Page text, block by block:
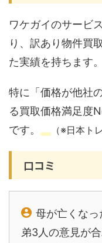
ワケガイのサービ
り、訳あり物件買
た実績を持ちます。
特に「価格が他社
る買取価格満足度
です。
（※日本ト
口コミ
⺟が亡くな
弟3人の意見が